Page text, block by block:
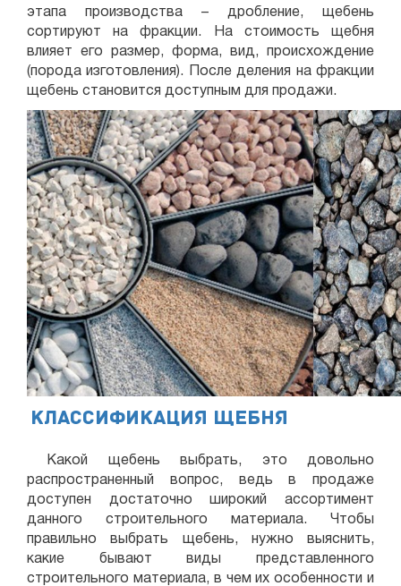
этапа производства – дробление, щебень
сортируют на фракции. На стоимость щебня
влияет его размер, форма, вид, происхождение
(порода изготовления). После деления на фракции
щебень становится доступным для продажи.
Классификация щебня
Какой щебень выбрать, это довольно
распространенный вопрос, ведь в продаже
доступен достаточно широкий ассортимент
данного строительного материала. Чтобы
правильно выбрать щебень, нужно выяснить,
какие бывают виды представленного
строительного материала, в чем их особенности и